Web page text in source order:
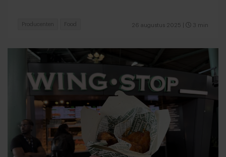
26 augustus 2025 3 min
Producenten Food